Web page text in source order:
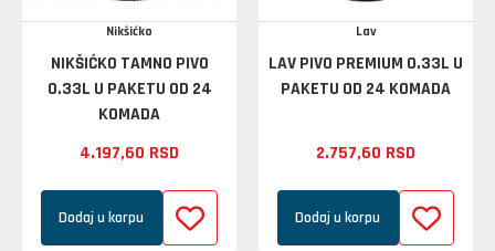
Nikšićko
NIKŠIĆKO TAMNO PIVO
0.33L U PAKETU OD 24
KOMADA
4.197,60 RSD
Dodaj u korpu
Lav
LAV PIVO PREMIUM 0.33L U
PAKETU OD 24 KOMADA
2.757,60 RSD
Dodaj u korpu